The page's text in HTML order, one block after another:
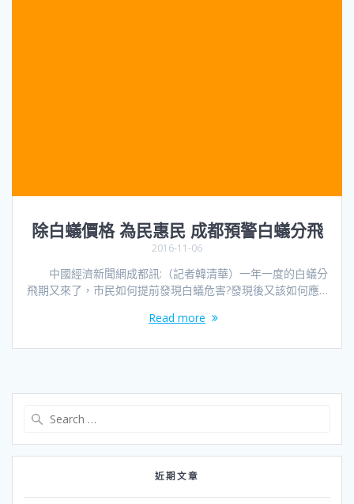
除白蟻價格 為民惠民 成都預警白蟻分飛
2016-11-06
中國經濟新聞網成都訊:（記者韓清華）一年一度的白蟻分
飛期又來了，市民如何提前發現白蟻危害?發現後又該如何應…
Read more
近期文章